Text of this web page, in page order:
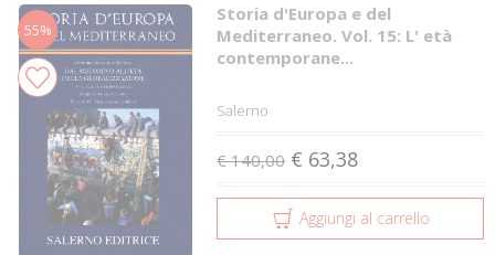
55%
Storia d'Europa e del
Mediterraneo. Vol. 15: L' età
contemporane...
Salerno
€ 140,00 € 63,38
Aggiungi al carrello